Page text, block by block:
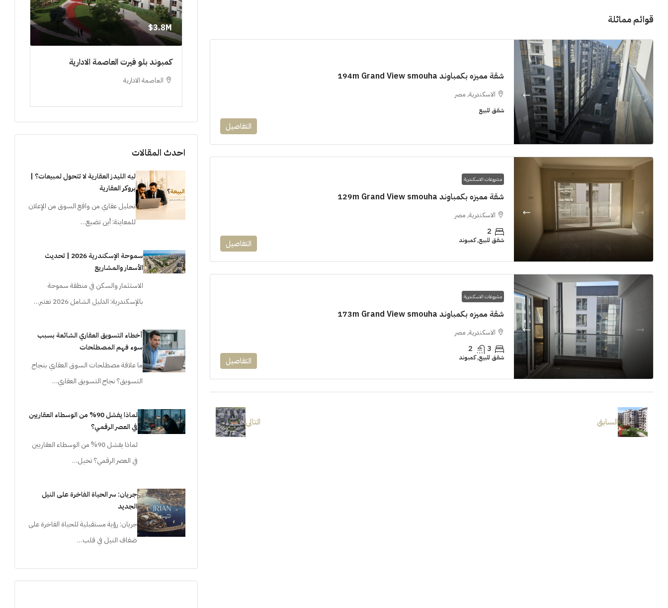
قوائم مماثلة
شقة مميزه بكمباوند 194m Grand View smouha
الاسكندرية, مصر
شقق للبيع
التفاصيل
مشروعات الاسكندرية
شقة مميزه بكمباوند 129m Grand View smouha
الاسكندرية, مصر
2
شقق للبيع, كمبوند التفاصيل
مشروعات الاسكندرية
شقة مميزه بكمباوند 173m Grand View smouha
الاسكندرية, مصر
3
2
شقق للبيع, كمبوند التفاصيل
السابق التالى
سنوات [ابراج ساويرس]
الشيخ زايد
3.8M$
كمبوند بلو فيرت العاصمة الادارية
العاصمة الادارية
احدث المقالات
ليه الليدز العقارية لا تتحول لمبيعات؟ |
بروكر العقارية
تحليل عقاري من واقع السوق من الإعلان
للمعاينة: أين تضيع…
سموحة الإسكندرية 2026 | تحديث
الأسعار والمشاريع
الاستثمار والسكن في منطقة سموحة
بالإسكندرية: الدليل الشامل 2026 تعتبر…
أخطاء التسويق العقاري الشائعة بسبب
سوء فهم المصطلحات
ما علاقة مصطلحات السوق العقاري بنجاح
التسويق؟ نجاح التسويق العقاري…
لماذا يفشل 90% من الوسطاء العقاريين
في العصر الرقمي؟
لماذا يفشل 90% من الوسطاء العقاريين
في العصر الرقمي؟ تخيل…
جريان: سر الحياة الفاخرة على النيل
الجديد
جريان: رؤية مستقبلية للحياة الفاخرة على
ضفاف النيل في قلب…